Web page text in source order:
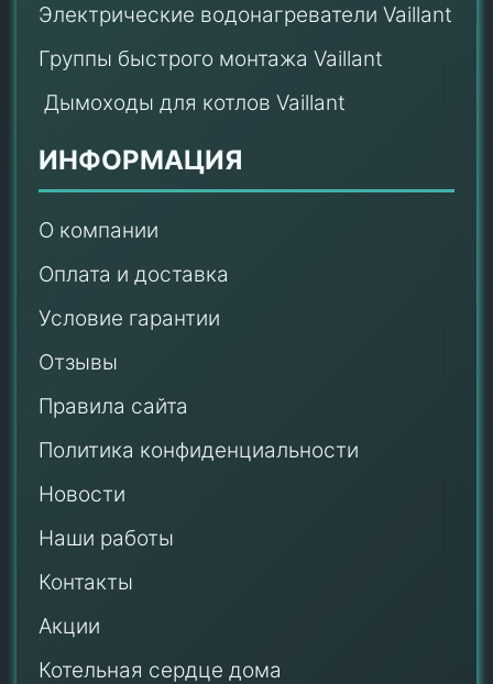
Электрические водонагреватели Vaillant
Группы быстрого монтажа Vaillant
Дымоходы для котлов Vaillant
ИНФОРМАЦИЯ
О компании
Оплата и доставка
Условие гарантии
Отзывы
Правила сайта
Политика конфиденциальности
Новости
Наши работы
Контакты
Акции
Котельная сердце дома